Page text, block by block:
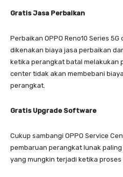
Gratis Jasa Perbaikan
Perbaikan OPPO Reno10 Series
dikenakan biaya jasa perbaikan
ketika perangkat batal melakukan
center tidak akan membebani
perangkat.
Gratis Upgrade Software
Cukup sambangi OPPO Service
pembaruan perangkat lunak
yang mungkin terjadi ketika proses